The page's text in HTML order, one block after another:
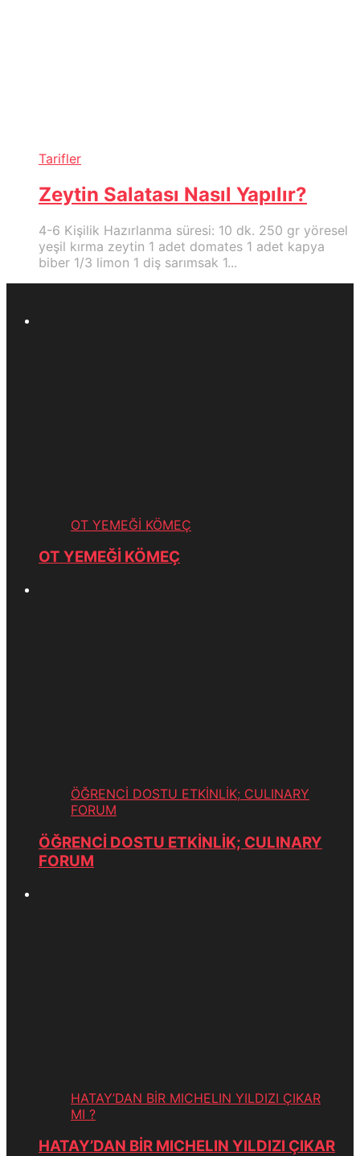
Tarifler
Zeytin Salatası Nasıl Yapılır?
4-6 Kişilik Hazırlanma süresi: 10 dk. 250 gr yöresel
yeşil kırma zeytin 1 adet domates 1 adet kapya
biber 1/3 limon 1 diş sarımsak 1...
OT YEMEĞİ KÖMEÇ
OT YEMEĞİ KÖMEÇ
ÖĞRENCİ DOSTU ETKİNLİK; CULINARY
FORUM
ÖĞRENCİ DOSTU ETKİNLİK; CULINARY
FORUM
HATAY’DAN BİR MICHELIN YILDIZI ÇIKAR
MI ?
HATAY’DAN BİR MICHELIN YILDIZI ÇIKAR